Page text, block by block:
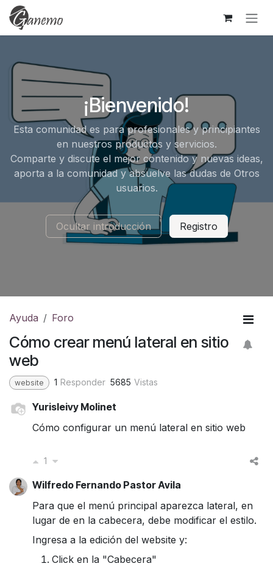
Ir al contenido
¡Bienvenido!
Esta comunidad es para profesionales y principiantes
en nuestros productos y servicios.
Comparte y discute el mejor contenido y nuevas ideas,
aporta a la comunidad y absuelve las dudas de Otros
usuarios.
Ocultar introducción Registro
Ayuda Foro
Cómo crear menú lateral en sitio
web
website 1 Responder 5685 Vistas
Yurisleivy Molinet
Cómo configurar un menú lateral en sitio web
1
Wilfredo Fernando Pastor Avila
Para que el menú principal aparezca lateral, en
lugar de en la cabecera, debe modificar el estilo.
Ingresa a la edición del website y:
Click en la "Cabecera"